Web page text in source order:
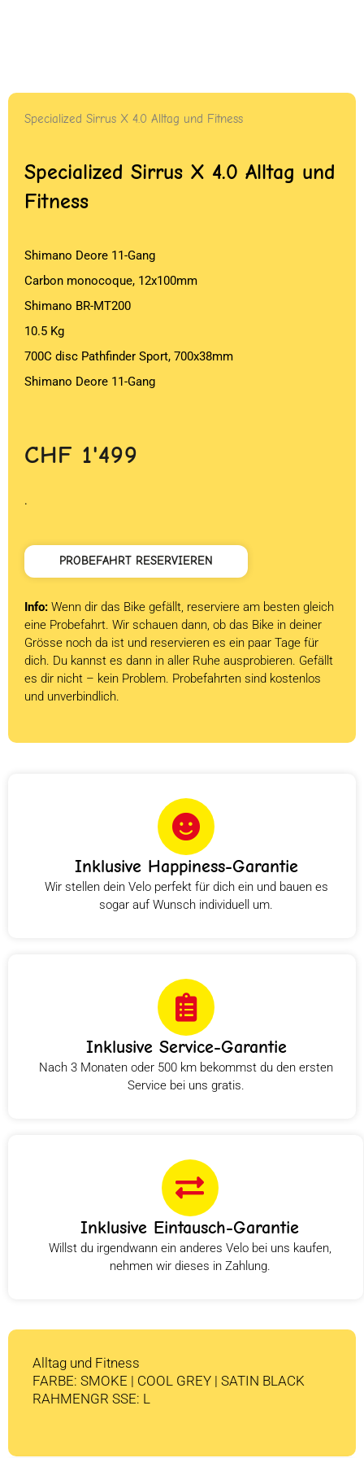
Specialized Sirrus X 4.0 Alltag und Fitness
Specialized Sirrus X 4.0 Alltag und
Fitness
Shimano Deore 11-Gang
Carbon monocoque, 12x100mm
Shimano BR-MT200
10.5 Kg
700C disc Pathfinder Sport, 700x38mm
Shimano Deore 11-Gang
CHF 1'499
.
PROBEFAHRT RESERVIEREN
Info: Wenn dir das Bike gefällt, reserviere am besten gleich
eine Probefahrt. Wir schauen dann, ob das Bike in deiner
Grösse noch da ist und reservieren es ein paar Tage für
dich. Du kannst es dann in aller Ruhe ausprobieren. Gefällt
es dir nicht – kein Problem. Probefahrten sind kostenlos
und unverbindlich.
Inklusive Happiness-Garantie
Wir stellen dein Velo perfekt für dich ein und bauen es
sogar auf Wunsch individuell um.
Inklusive Service-Garantie
Nach 3 Monaten oder 500 km bekommst du den ersten
Service bei uns gratis.
Inklusive Eintausch-Garantie
Willst du irgendwann ein anderes Velo bei uns kaufen,
nehmen wir dieses in Zahlung.
Alltag und Fitness
FARBE: SMOKE | COOL GREY | SATIN BLACK
RAHMENGR SSE: L